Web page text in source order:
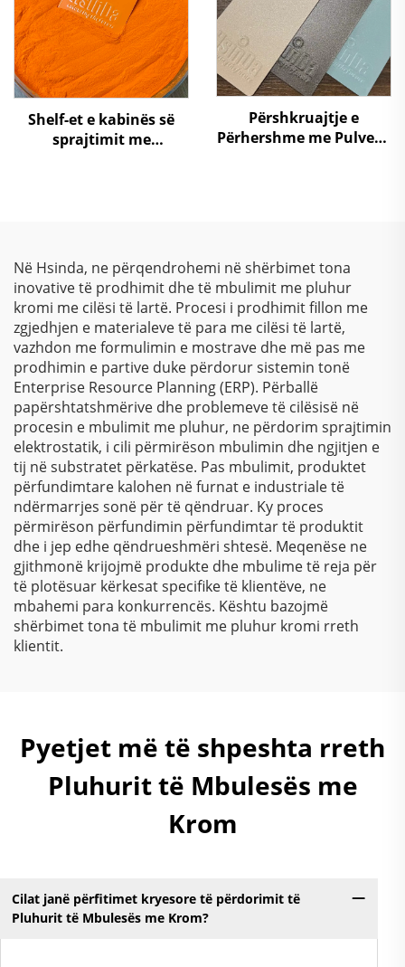
Shelf-et e kabinës së
sprajtimit me
Përshkruajtje e
Përhershme me Pulver –
Industriale dhe
Arkitektonike
Në Hsinda, ne përqendrohemi në shërbimet tona
inovative të prodhimit dhe të mbulimit me pluhur
kromi me cilësi të lartë. Procesi i prodhimit fillon me
zgjedhjen e materialeve të para me cilësi të lartë,
vazhdon me formulimin e mostrave dhe më pas me
prodhimin e partive duke përdorur sistemin tonë
Enterprise Resource Planning (ERP). Përballë
papërshtatshmërive dhe problemeve të cilësisë në
procesin e mbulimit me pluhur, ne përdorim sprajtimin
elektrostatik, i cili përmirëson mbulimin dhe ngjitjen e
tij në substratet përkatëse. Pas mbulimit, produktet
përfundimtare kalohen në furnat e industriale të
ndërmarrjes sonë për të qëndruar. Ky proces
përmirëson përfundimin përfundimtar të produktit
dhe i jep edhe qëndrueshmëri shtesë. Meqenëse ne
gjithmonë krijojmë produkte dhe mbulime të reja për
të plotësuar kërkesat specifike të klientëve, ne
mbahemi para konkurrencës. Kështu bazojmë
shërbimet tona të mbulimit me pluhur kromi rreth
klientit.
Pyetjet më të shpeshta rreth
Pluhurit të Mbulesës me
Krom
Cilat janë përfitimet kryesore të përdorimit të
Pluhurit të Mbulesës me Krom?